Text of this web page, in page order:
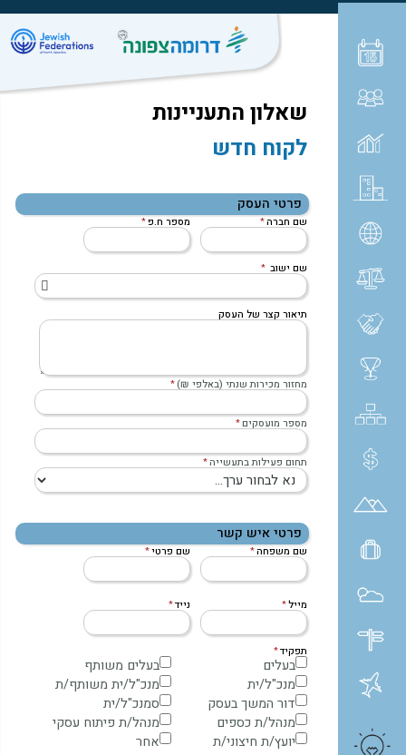
שאלון התעניינות
לקוח חדש
פרטי העסק
שם חברה מספר ח.פ
שם ישוב
תיאור קצר של העסק
מחזור מכירות שנתי (באלפי ₪)
מספר מועסקים
תחום פעילות בתעשייה
פרטי איש קשר
שם משפחה שם פרטי
מייל נייד
תפקיד
בעלים
בעלים משותף
מנכ"ל/ית
מנכ"ל/ית משותף/ת
דור המשך בעסק
סמנכ"ל/ית
מנהל/ת כספים
מנהל/ת פיתוח עסקי
יועץ/ת חיצוני/ת
אחר